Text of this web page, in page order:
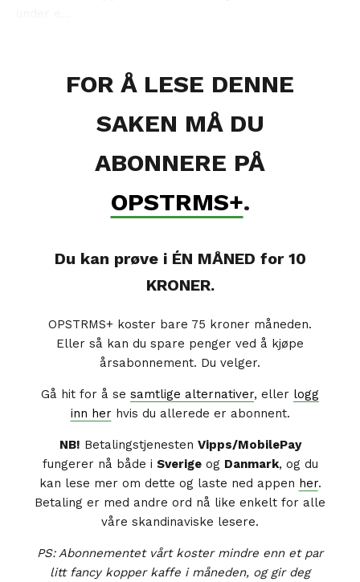
FOR Å LESE DENNE
SAKEN MÅ DU
ABONNERE PÅ
OPSTRMS+.
Du kan prøve i ÉN MÅNED for 10
KRONER.
OPSTRMS+ koster bare 75 kroner måneden.
Eller så kan du spare penger ved å kjøpe
årsabonnement. Du velger.
Gå hit for å se samtlige alternativer, eller logg
inn herhvis du allerede er abonnent.
NB! Betalingstjenesten Vipps/MobilePay
fungerer nå både i Sverigeog Danmark, og du
kan lese mer om dette og laste ned appen her.
Betaling er med andre ord nå like enkelt for alle
våre skandinaviske lesere.
PS: Abonnementet vårt koster mindre enn et par
litt fancy kopper kaffe i måneden, og gir deg